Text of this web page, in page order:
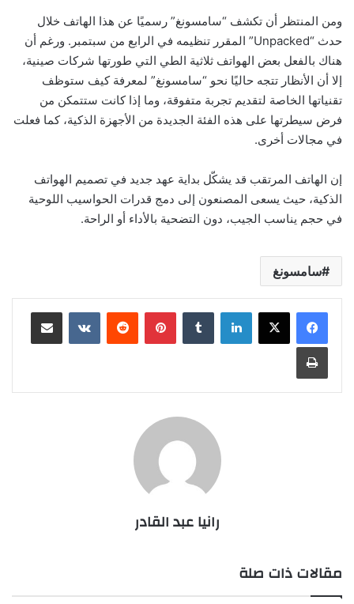
ومن المنتظر أن تكشف “سامسونغ” رسميًا عن هذا الهاتف خلال
حدث “Unpacked” المقرر تنظيمه في الرابع من سبتمبر. ورغم أن
هناك بالفعل بعض الهواتف ثلاثية الطي التي طورتها شركات صينية،
إلا أن الأنظار تتجه حاليًا نحو “سامسونغ” لمعرفة كيف ستوظف
تقنياتها الخاصة لتقديم تجربة متفوقة، وما إذا كانت ستتمكن من
فرض سيطرتها على هذه الفئة الجديدة من الأجهزة الذكية، كما فعلت
في مجالات أخرى.
إن الهاتف المرتقب قد يشكّل بداية عهد جديد في تصميم الهواتف
الذكية، حيث يسعى المصنعون إلى دمج قدرات الحواسيب اللوحية
في حجم يناسب الجيب، دون التضحية بالأداء أو الراحة.
سامسونغ
لينكدإن بينتيريست مشاركة عبر البريد
طباعة
رانيا عبد القادر
مقالات ذات صلة